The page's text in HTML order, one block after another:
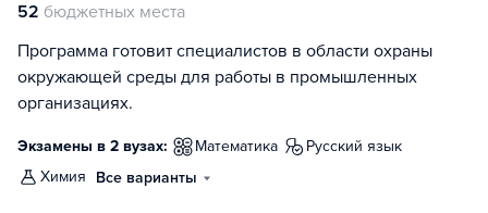
52 бюджетных места
Программа готовит специалистов в области охраны
окружающей среды для работы в промышленных
организациях.
Экзамены в 2 вузах: математика
русский язык
химия
Все варианты